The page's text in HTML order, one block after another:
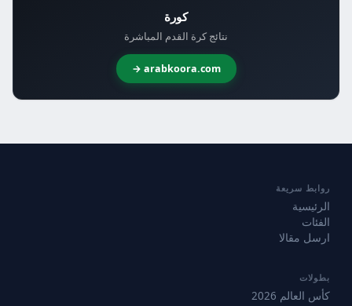
كورة
نتائج كرة القدم المباشرة
arabkoora.com →
روابط سريعة
الرئيسية
الفئات
ارسل مقالا
بطولات
كأس العالم 2026